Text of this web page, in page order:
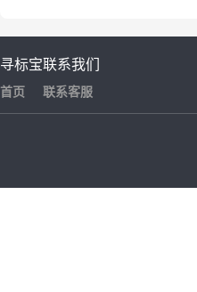
寻标宝
首页
联系我们
联系客服